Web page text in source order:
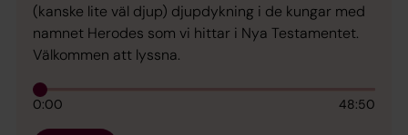
(kanske lite väl djup) djupdykning i de kungar med
namnet Herodes som vi hittar i Nya Testamentet.
Välkommen att lyssna.
0:00 48:50